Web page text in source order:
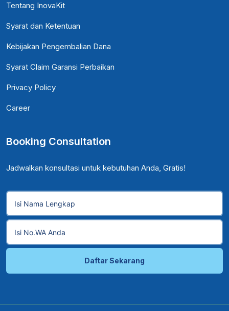
Tentang InovaKit
Syarat dan Ketentuan
Kebijakan Pengembalian Dana
Syarat Claim Garansi Perbaikan
Privacy Policy
Career
Booking Consultation
Jadwalkan konsultasi untuk kebutuhan Anda, Gratis!
Daftar Sekarang